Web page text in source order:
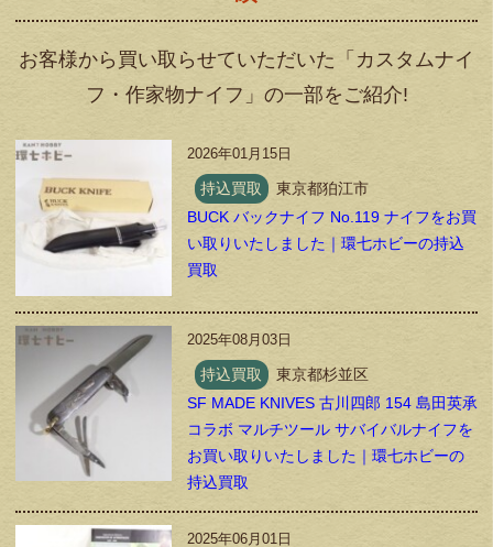
お客様から買い取らせていただいた「カスタムナイ
フ・作家物ナイフ」の一部をご紹介!
2026年01月15日
持込買取
東京都狛江市
BUCK バックナイフ No.119 ナイフをお買
い取りいたしました｜環七ホビーの持込
買取
2025年08月03日
持込買取
東京都杉並区
SF MADE KNIVES 古川四郎 154 島田英承
コラボ マルチツール サバイバルナイフを
お買い取りいたしました｜環七ホビーの
持込買取
2025年06月01日